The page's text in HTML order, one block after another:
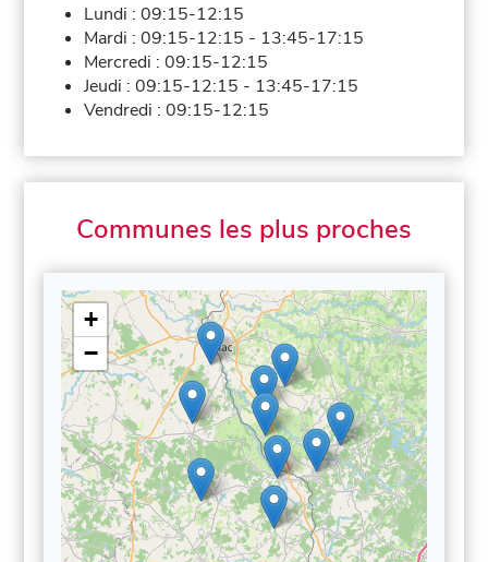
Lundi :09:15-12:15
Mardi :09:15-12:15 - 13:45-17:15
Mercredi :09:15-12:15
Jeudi :09:15-12:15 - 13:45-17:15
Vendredi :09:15-12:15
Communes les plus proches
+
−